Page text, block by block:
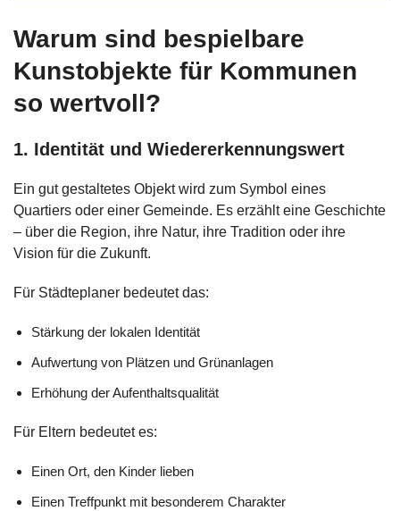
Warum sind bespielbare
Kunstobjekte für Kommunen
so wertvoll?
1. Identität und Wiedererkennungswert
Ein gut gestaltetes Objekt wird zum Symbol eines
Quartiers oder einer Gemeinde. Es erzählt eine Geschichte
– über die Region, ihre Natur, ihre Tradition oder ihre
Vision für die Zukunft.
Für Städteplaner bedeutet das:
Stärkung der lokalen Identität
Aufwertung von Plätzen und Grünanlagen
Erhöhung der Aufenthaltsqualität
Für Eltern bedeutet es:
Einen Ort, den Kinder lieben
Einen Treffpunkt mit besonderem Charakter